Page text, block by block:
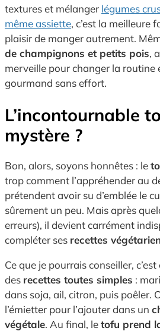
textures et mélanger légumes
même assiette, c’est la meilleure
plaisir de manger autrement.
de champignons et petits pois,
merveille pour changer la routine
gourmand sans effort.
L’incontournable
mystère ?
Bon, alors, soyons honnêtes : le
trop comment l’appréhender au
prétendent avoir su d’emblée le
sûrement un peu. Mais après
erreurs), il devient carrément
compléter ses recettes
Ce que je pourrais conseiller,
des recettes toutes simples :
dans soja, ail, citron, puis poêler.
l’émietter pour l’ajouter dans un
végétale. Au final, letofu prend